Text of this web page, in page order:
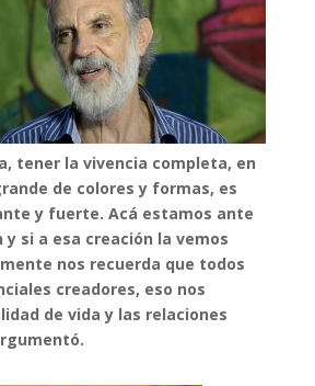
tener la vivencia completa, en
de colores y formas, es
y fuerte. Acá estamos ante
y si a esa creación la vemos
nos recuerda que todos
creadores, eso nos
de vida y las relaciones